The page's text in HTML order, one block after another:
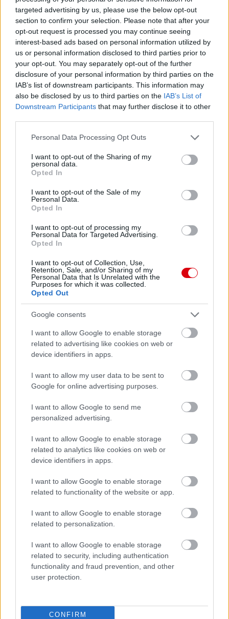
targeted advertising by us, please use the below opt-out
section to confirm your selection. Please note that after your
opt-out request is processed you may continue seeing
interest-based ads based on personal information utilized by
us or personal information disclosed to third parties prior to
your opt-out. You may separately opt-out of the further
disclosure of your personal information by third parties on the
IAB’s list of downstream participants. This information may
also be disclosed by us to third parties on the IAB’s List of
Downstream Participants that may further disclose it to other
Please note that this website/app uses one or more Google
not limited to your visit or usage behaviour. You may click to
grant or deny consent to Google and its third-party tags to
use your data for below specified purposes in below Google
consent section.
Personal Data Processing Opt Outs
I want to opt-out of the Sharing of my
personal data.
Opted In
I want to opt-out of the Sale of my
Personal Data.
Opted In
I want to opt-out of processing my
Personal Data for Targeted Advertising.
Opted In
I want to opt-out of Collection, Use,
Retention, Sale, and/or Sharing of my
Personal Data that Is Unrelated with the
Purposes for which it was collected.
Opted Out
Google consents
I want to allow Google to enable storage
related to advertising like cookies on web or
device identifiers in apps.
I want to allow my user data to be sent to
Google for online advertising purposes.
I want to allow Google to send me
personalized advertising.
I want to allow Google to enable storage
related to analytics like cookies on web or
device identifiers in apps.
I want to allow Google to enable storage
related to functionality of the website or app.
I want to allow Google to enable storage
related to personalization.
I want to allow Google to enable storage
related to security, including authentication
functionality and fraud prevention, and other
user protection.
CONFIRM
Meccs Center
Leeds United
Manchester
United
Felkészülési szezon 5. mérkőzés
Croke Park, Dublin
3 nap 3 óra 26 perc 45 másodperc
AC MilanvsManchester United2026-08-15 18:00
ELŐZŐ MÉRKŐZÉSEK
Támogatás
Támogasd adományoddal
a ManUtdFanatics.hu működését!
Kapcsolódó hírek